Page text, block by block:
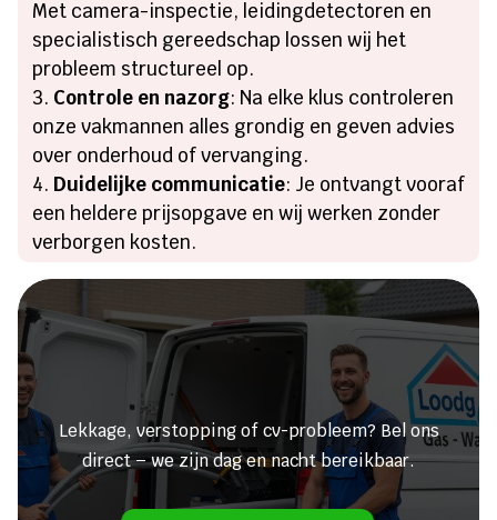
Met camera-inspectie, leidingdetectoren en
specialistisch gereedschap lossen wij het
probleem structureel op.
Controle en nazorg: Na elke klus controleren
onze vakmannen alles grondig en geven advies
over onderhoud of vervanging.
Duidelijke communicatie: Je ontvangt vooraf
een heldere prijsopgave en wij werken zonder
verborgen kosten.
Heeft u een lekkage of een
verstopping?
Lekkage, verstopping of cv-probleem? Bel ons
direct – we zijn dag en nacht bereikbaar.